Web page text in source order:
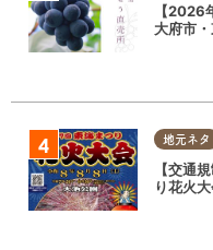
【2026
大府市
地元ネタ
【交通
り花火